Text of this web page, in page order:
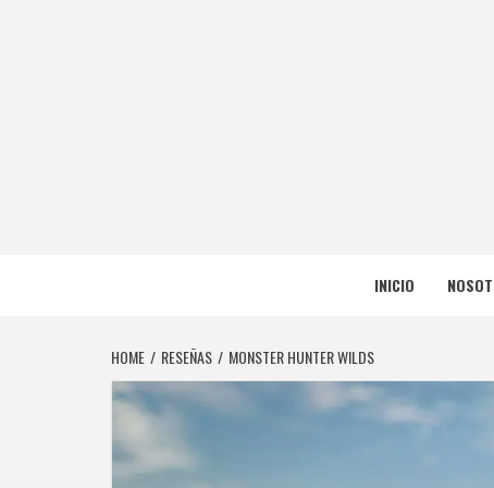
INICIO
HOME RESEÑAS MONSTER HUNTER WILDS